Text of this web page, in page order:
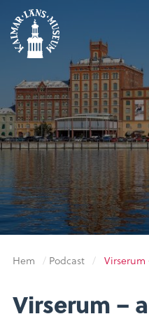
Hem / Podcast /
Virserum –